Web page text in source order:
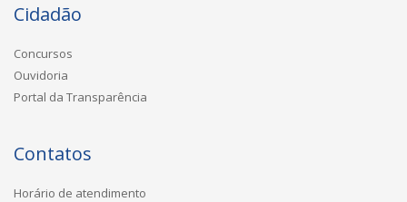
Cidadão
Concursos
Ouvidoria
Portal da Transparência
Contatos
Horário de atendimento